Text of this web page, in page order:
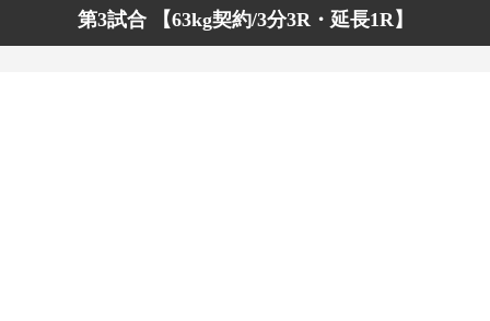
第3試合 【63kg契約/3分3R・延長1R】